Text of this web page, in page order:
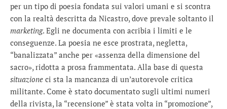
per un tipo di poesia fondata sui valori umani e si scontra
con la realtà descritta da Nicastro, dove prevale soltanto il
marketing. Egli ne documenta con acribia i limiti e le
conseguenze. La poesia ne esce prostrata, negletta,
“banalizzata” anche per «assenza della dimensione del
sacro», ridotta a prosa frammentata. Alla base di questa
situazione ci sta la mancanza di un’autorevole critica
militante. Come è stato documentato sugli ultimi numeri
della rivista, la “recensione” è stata volta in “promozione”,